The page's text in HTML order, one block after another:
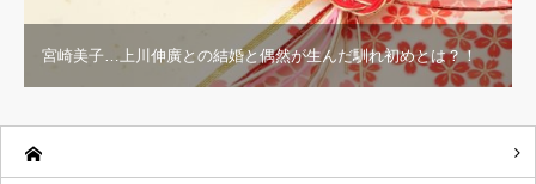
宮崎美子…上川伸廣との結婚と偶然が生んだ馴れ初めとは？！